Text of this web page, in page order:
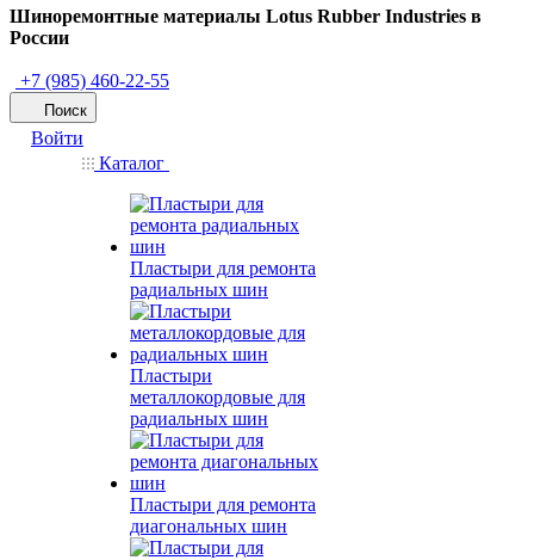
Шиноремонтные материалы Lotus Rubber Industries в
России
+7 (985) 460-22-55
Поиск
Войти
Каталог
Пластыри для ремонта
радиальных шин
Пластыри
металлокордовые для
радиальных шин
Пластыри для ремонта
диагональных шин